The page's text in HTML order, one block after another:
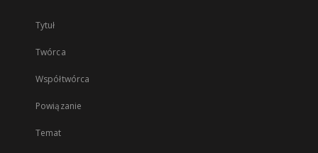
Tytuł
Twórca
Współtwórca
Powiązanie
Temat